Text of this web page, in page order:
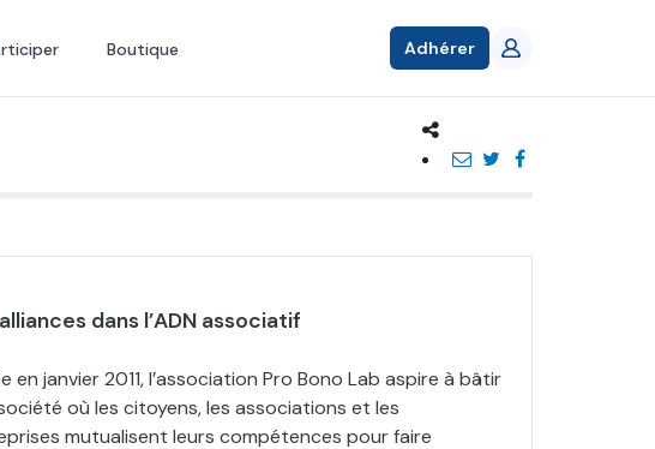
Boutique Adhérer
dans l’ADN associatif
en janvier 2011, l’association Pro Bono Lab aspire à bâtir
où les citoyens, les associations et les
mutualisent leurs compétences pour faire